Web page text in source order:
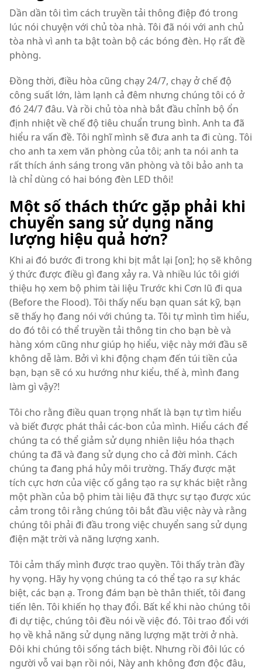
Dần dần tôi tìm cách truyền tải thông điệp đó trong
lúc nói chuyện với chủ tòa nhà. Tôi đã nói với anh chủ
tòa nhà vì anh ta bật toàn bộ các bóng đèn. Họ rất đề
phòng.
Đồng thời, điều hòa cũng chạy 24/7, chạy ở chế độ
công suất lớn, làm lạnh cả đêm nhưng chúng tôi có ở
đó 24/7 đâu. Và rồi chủ tòa nhà bắt đầu chỉnh bộ ổn
định nhiệt về chế độ tiêu chuẩn trung bình. Anh ta đã
hiểu ra vấn đề. Tôi nghĩ mình sẽ đưa anh ta đi cùng. Tôi
cho anh ta xem văn phòng của tôi; anh ta nói anh ta
rất thích ánh sáng trong văn phòng và tôi bảo anh ta
là chỉ dùng có hai bóng đèn LED thôi!
Một số thách thức gặp phải khi
chuyển sang sử dụng năng
lượng hiệu quả hơn?
Khi ai đó bước đi trong khi bịt mắt lại [on]; họ sẽ không
ý thức được điều gì đang xảy ra. Và nhiều lúc tôi giới
thiệu họ xem bộ phim tài liệu Trước khi Cơn lũ đi qua
(Before the Flood). Tôi thấy nếu bạn quan sát kỹ, bạn
sẽ thấy họ đang nói với chúng ta. Tôi tự mình tìm hiểu,
do đó tôi có thể truyền tải thông tin cho bạn bè và
hàng xóm cũng như giúp họ hiểu, việc này mới đầu sẽ
không dễ làm. Bởi vì khi động chạm đến túi tiền của
bạn, bạn sẽ có xu hướng như kiểu, thế à, mình đang
làm gì vậy?!
Tôi cho rằng điều quan trọng nhất là bạn tự tìm hiểu
và biết được phát thải các-bon của mình. Hiểu cách để
chúng ta có thể giảm sử dụng nhiên liệu hóa thạch
chúng ta đã và đang sử dụng cho cả đời mình. Cách
chúng ta đang phá hủy môi trường. Thấy được mặt
tích cực hơn của việc cố gắng tạo ra sự khác biệt rằng
một phần của bộ phim tài liệu đã thực sự tạo được xúc
cảm trong tôi rằng chúng tôi bắt đầu việc này và rằng
chúng tôi phải đi đầu trong việc chuyển sang sử dụng
điện mặt trời và năng lượng xanh.
Tôi cảm thấy mình được trao quyền. Tôi thấy tràn đầy
hy vọng. Hãy hy vọng chúng ta có thể tạo ra sự khác
biệt, các bạn ạ. Trong đám bạn bè thân thiết, tôi đang
tiến lên. Tôi khiến họ thay đổi. Bất kể khi nào chúng tôi
đi dự tiệc, chúng tôi đều nói về việc đó. Tôi trao đổi với
họ về khả năng sử dụng năng lượng mặt trời ở nhà.
Đôi khi chúng tôi sống tách biệt. Nhưng rồi đôi lúc có
người vỗ vai bạn rồi nói, Này anh không đơn độc đâu,